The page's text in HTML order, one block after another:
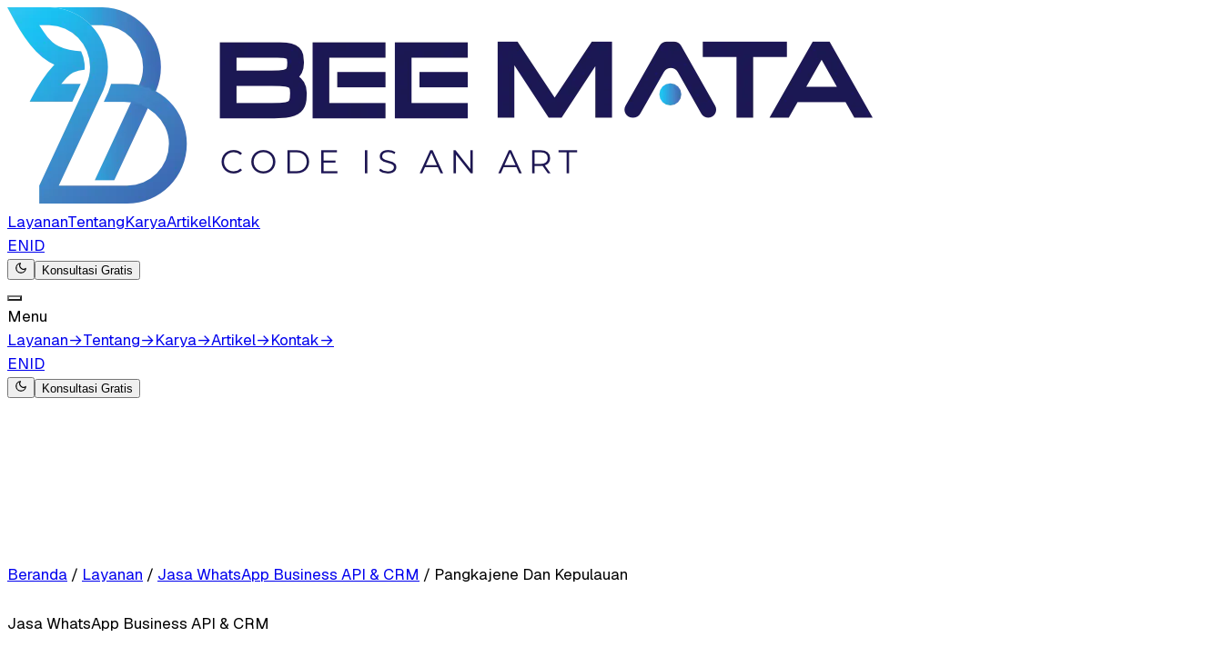
LayananTentangKaryaArtikelKontak
ENID
Konsultasi Gratis
Menu
Layanan→Tentang→Karya→Artikel→Kontak→
ENID
Konsultasi Gratis
Beranda / Layanan / Jasa WhatsApp Business API & CRM / Pangkajene Dan Kepulauan
Jasa WhatsApp Business API & CRM